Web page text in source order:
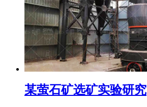
某萤石矿选矿实验研究